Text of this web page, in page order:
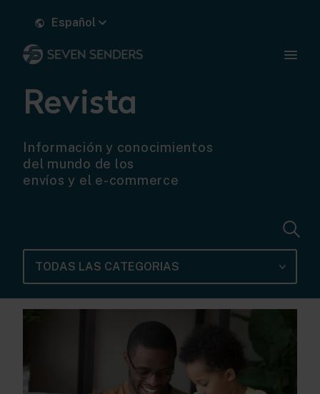
Español
Revista
Información y conocimientos
del mundo de los
envíos y el e-commerce
TODAS LAS CATEGORIAS